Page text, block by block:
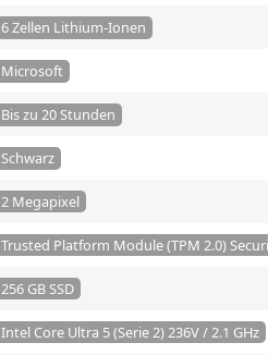
6 Zellen Lithium-Ionen
Microsoft
Bis zu 20 Stunden
Schwarz
2 Megapixel
Trusted Platform Module (TPM 2.0)
256 GB SSD
Intel Core Ultra 5 (Serie 2) 236V / 2.1 GHz